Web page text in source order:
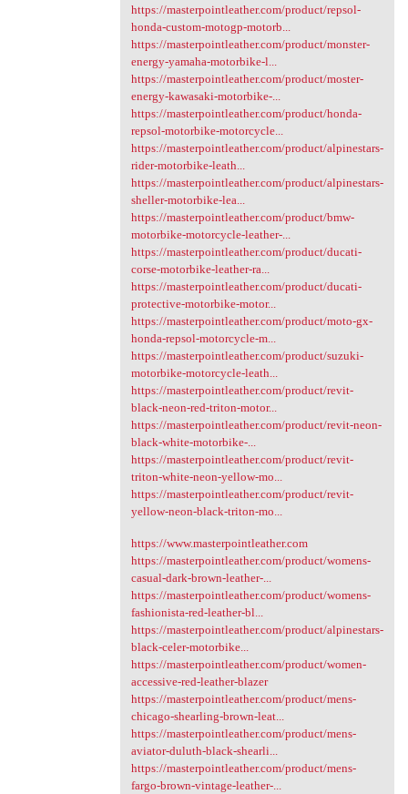
https://masterpointleather.com/product/repsol-
honda-custom-motogp-motorb...
https://masterpointleather.com/product/monster-
energy-yamaha-motorbike-l...
https://masterpointleather.com/product/moster-
energy-kawasaki-motorbike-...
https://masterpointleather.com/product/honda-
repsol-motorbike-motorcycle...
https://masterpointleather.com/product/alpinestars-
rider-motorbike-leath...
https://masterpointleather.com/product/alpinestars-
sheller-motorbike-lea...
https://masterpointleather.com/product/bmw-
motorbike-motorcycle-leather-...
https://masterpointleather.com/product/ducati-
corse-motorbike-leather-ra...
https://masterpointleather.com/product/ducati-
protective-motorbike-motor...
https://masterpointleather.com/product/moto-gx-
honda-repsol-motorcycle-m...
https://masterpointleather.com/product/suzuki-
motorbike-motorcycle-leath...
https://masterpointleather.com/product/revit-
black-neon-red-triton-motor...
https://masterpointleather.com/product/revit-neon-
black-white-motorbike-...
https://masterpointleather.com/product/revit-
triton-white-neon-yellow-mo...
https://masterpointleather.com/product/revit-
yellow-neon-black-triton-mo...
https://www.masterpointleather.com
https://masterpointleather.com/product/womens-
casual-dark-brown-leather-...
https://masterpointleather.com/product/womens-
fashionista-red-leather-bl...
https://masterpointleather.com/product/alpinestars-
black-celer-motorbike...
https://masterpointleather.com/product/women-
accessive-red-leather-blazer
https://masterpointleather.com/product/mens-
chicago-shearling-brown-leat...
https://masterpointleather.com/product/mens-
aviator-duluth-black-shearli...
https://masterpointleather.com/product/mens-
fargo-brown-vintage-leather-...